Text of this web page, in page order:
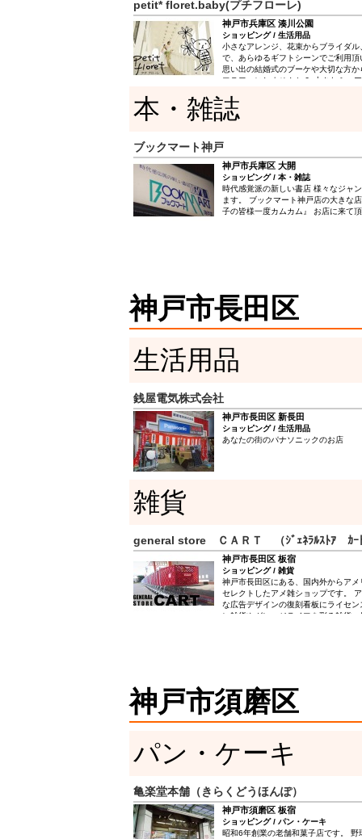
petit* floret.baby(プチフローレ)
神戸市兵庫区 湊川公園
ショッピング / 生活用品
小さなアレンジ、花束からブライダ
で、あらゆるギフトシーンでご利用
思い出の結婚式のブーケや大切な方
フラワーにしませんか？ 小さなミニ
ナルアレンジを制作させていただき
ださい☆
本・雑誌
ブックマート神戸
神戸市兵庫区 大開
ショッピング / 本・雑誌
時代感覚派の新しい書店 様々なジャ
ます。 ブックマート神戸店の大きな
子の皆様一度カムカム』 お店に来て
神戸市長田区
生活用品
銭屋電気株式会社
神戸市長田区 新長田
ショッピング / 生活用品
あなたの街のパナソニックのお店
雑貨
general store ＣＡＲＴ （ｼﾞｪﾈﾗﾙｽﾄｱ ｶｰ
神戸市長田区 板宿
ショッピング / 雑貨
神戸市長田区にある、国内外からア
セレクトしたアメ雑ショップです。
な広告デザインの復刻看板にライセ
ン雑貨やガレージライフを彩る雑貨
などの都合上、ウェブショップ掲載
ざいます。お目当て商品がございま
合せの上ご来店下さいませ。）
神戸市須磨区
パン・ケーキ
亀楽堂本舗（きらくどうほんぽ）
神戸市須磨区 板宿
ショッピング / パン・ケーキ
昭和6年創業の老舗和菓子店です。 野